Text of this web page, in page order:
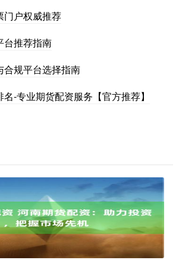
门户权威推荐
台推荐指南
合规平台选择指南
-专业期货配资服务【官方推荐】